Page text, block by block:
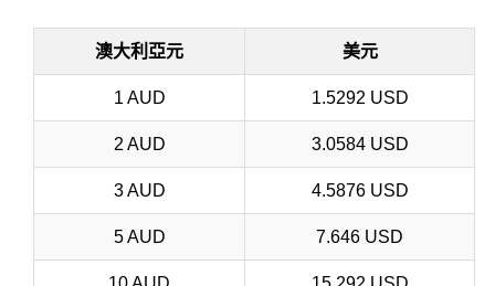
澳大利亞元 美元
1 AUD 1.5292 USD
2 AUD 3.0584 USD
3 AUD 4.5876 USD
5 AUD 7.646 USD